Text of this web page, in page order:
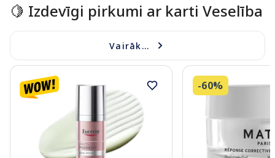
🍋 Izdevīgi pirkumi ar karti Veselība
Vairāk...
-60%